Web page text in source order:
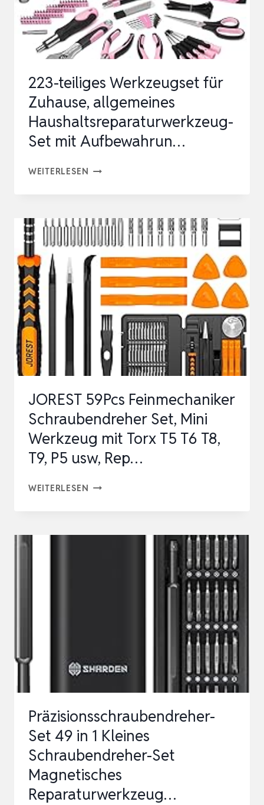
UND
SCHRAUBENDREHER-
BI…
223-teiliges Werkzeugset für
Zuhause, allgemeines
Haushaltsreparaturwerkzeug-
Set mit Aufbewahrun…
WEITERLESEN 223-
FÜR
ZUHAUSE,
ALLGEMEINES
HAUSHALTSREPARATURWERKZEUG-
SET
MIT
AUFBEWAHRUN…
JOREST 59Pcs Feinmechaniker
Schraubendreher Set, Mini
Werkzeug mit Torx T5 T6 T8,
T9, P5 usw, Rep…
WEITERLESEN JOREST
SCHRAUBENDREHER
T6
P5
USW,
REP…
Präzisionsschraubendreher-
Set 49 in 1 Kleines
Schraubendreher-Set
Magnetisches
Reparaturwerkzeug…